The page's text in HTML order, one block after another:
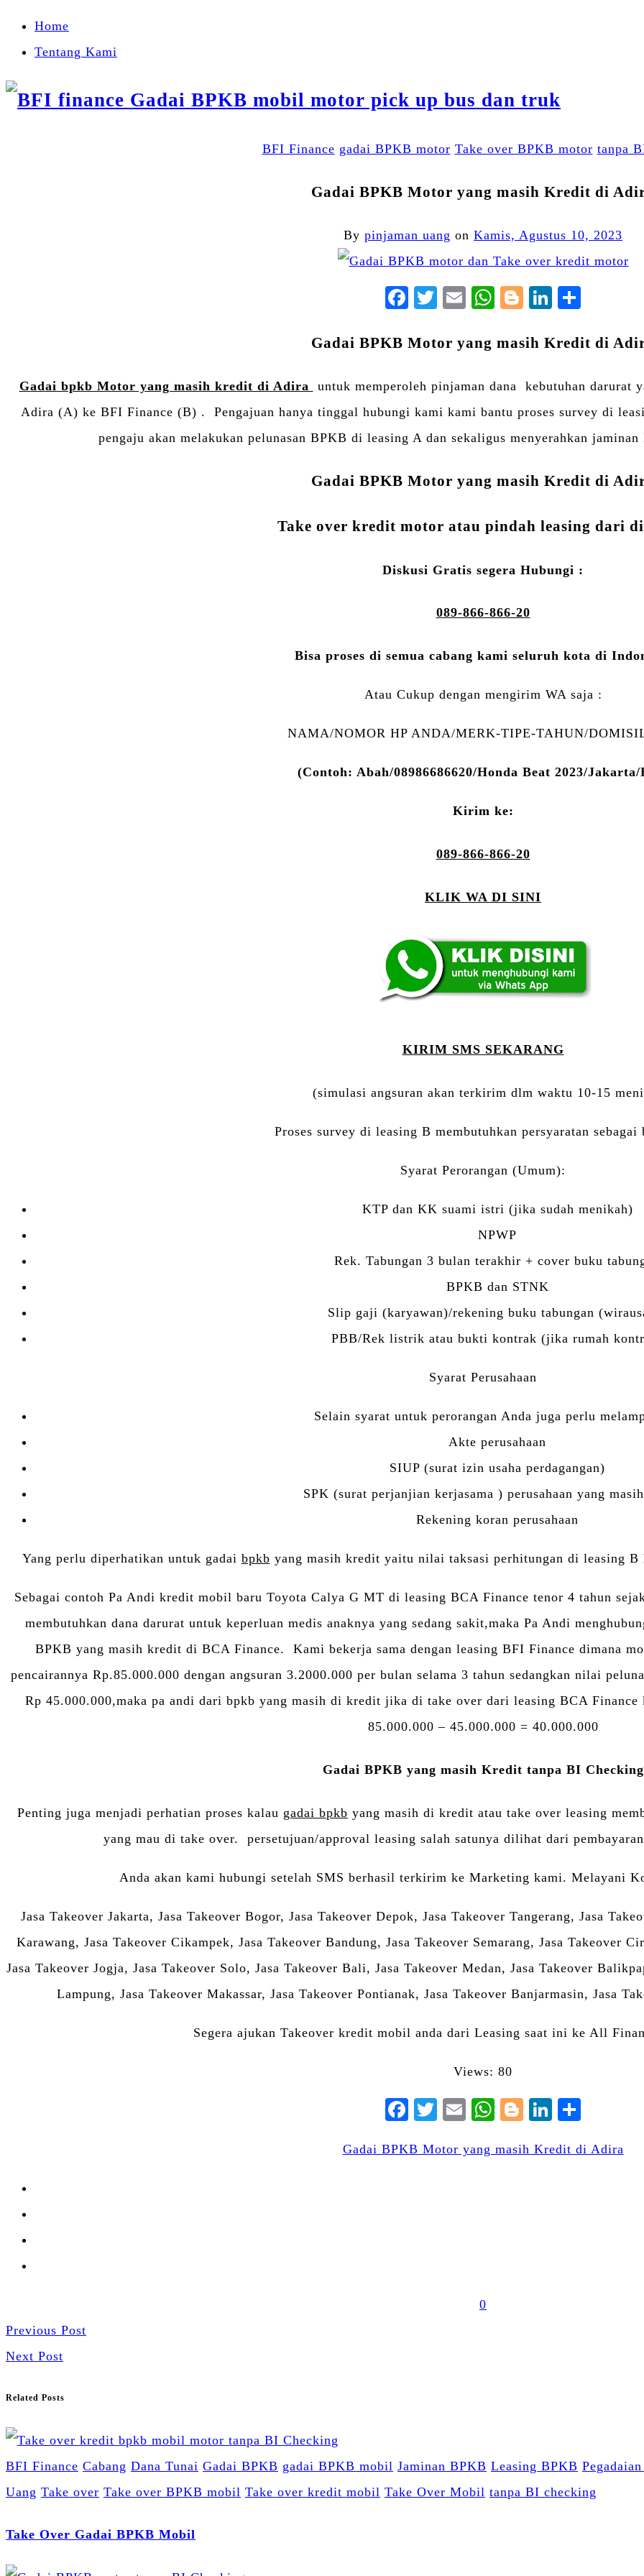
Home
Tentang Kami
BFI Finance gadai BPKB motor Take over BPKB motor tanpa
Gadai BPKB Motor yang masih Kredit di
By pinjaman uang on Kamis, Agustus 10, 2023
Facebook
Twitter
EmailWhatsApp
BloggerLinkedIn
Gadai BPKB Motor yang masih Kredit di
Gadai bpkb Motor yang masih kredit di Adira
untuk memperoleh pinjaman dana kebutuhan darurat
Adira (A) ke BFI Finance (B) . Pengajuan hanya tinggal hubungi kami kami bantu proses survey di
pengaju akan melakukan pelunasan BPKB di leasing A dan sekaligus menyerahkan
Gadai BPKB Motor yang masih Kredit di
Take over kredit motor atau pindah leasing dari
Diskusi Gratis segera Hubungi :
089-866-866-20
Bisa proses di semua cabang kami seluruh kota di
Atau Cukup dengan mengirim WA saja :
NAMA/NOMOR HP ANDA/MERK-TIPE-TAHUN/
(Contoh: Abah/08986686620/Honda Beat 2023/
Kirim ke:
089-866-866-20
KLIK WA DI SINI
KIRIM SMS SEKARANG
(simulasi angsuran akan terkirim dlm waktu 10-15
Proses survey di leasing B membutuhkan persyaratan sebagai
Syarat Perorangan (Umum):
KTP dan KK suami istri (jika sudah menikah)
NPWP
Rek. Tabungan 3 bulan terakhir + cover buku
BPKB dan STNK
Slip gaji (karyawan)/rekening buku tabungan
PBB/Rek listrik atau bukti kontrak (jika rumah
Syarat Perusahaan
Selain syarat untuk perorangan Anda juga perlu
Akte perusahaan
SIUP (surat izin usaha perdagangan)
SPK (surat perjanjian kerjasama ) perusahaan yang
Rekening koran perusahaan
Yang perlu diperhatikan untuk gadai bpkb yang masih kredit yaitu nilai taksasi perhitungan di leasing
Sebagai contoh Pa Andi kredit mobil baru Toyota Calya G MT di leasing BCA Finance tenor 4 tahun
membutuhkan dana darurat untuk keperluan medis anaknya yang sedang sakit,maka Pa Andi
BPKB yang masih kredit di BCA Finance. Kami bekerja sama dengan leasing BFI Finance dimana
pencairannya Rp.85.000.000 dengan angsuran 3.2000.000 per bulan selama 3 tahun sedangkan nilai
Rp 45.000.000,maka pa andi dari bpkb yang masih di kredit jika di take over dari leasing BCA Finance
85.000.000 – 45.000.000 = 40.000.000
Gadai BPKB yang masih Kredit tanpa BI Checking
Penting juga menjadi perhatian proses kalau gadai bpkb yang masih di kredit atau take over leasing
yang mau di take over. persetujuan/approval leasing salah satunya dilihat dari
Anda akan kami hubungi setelah SMS berhasil terkirim ke Marketing kami. Melayani
Jasa Takeover Jakarta, Jasa Takeover Bogor, Jasa Takeover Depok, Jasa Takeover Tangerang, Jasa
Karawang, Jasa Takeover Cikampek, Jasa Takeover Bandung, Jasa Takeover Semarang, Jasa Takeover
Jasa Takeover Jogja, Jasa Takeover Solo, Jasa Takeover Bali, Jasa Takeover Medan, Jasa Takeover
Lampung, Jasa Takeover Makassar, Jasa Takeover Pontianak, Jasa Takeover Banjarmasin, Jasa
Segera ajukan Takeover kredit mobil anda dari Leasing saat ini ke All
Views: 80
Facebook
Twitter
EmailWhatsApp
BloggerLinkedIn
Gadai BPKB Motor yang masih Kredit di Adira
0
Previous Post
Next Post
Related Posts
BFI Finance Cabang Dana Tunai Gadai BPKB gadai BPKB mobil Jaminan BPKB Leasing BPKB
Uang Take over Take over BPKB mobil Take over kredit mobil Take Over Mobil tanpa BI checking
Take Over Gadai BPKB Mobil